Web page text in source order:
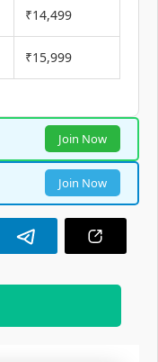
₹14,499
₹15,999
Join Now
Join Now